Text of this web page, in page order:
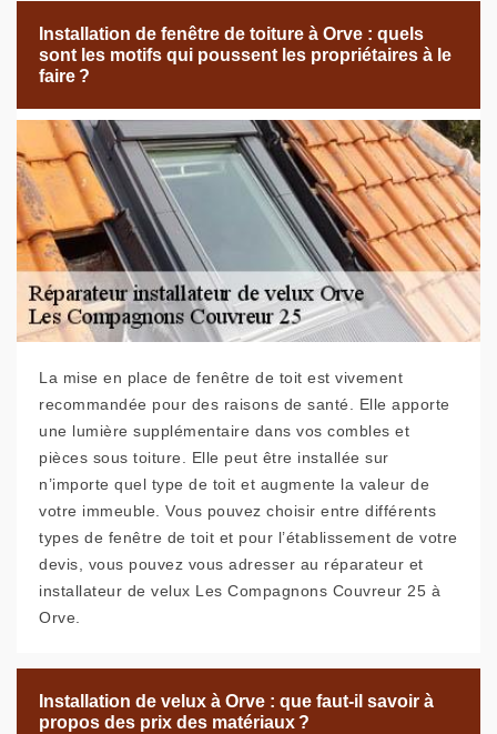
Installation de fenêtre de toiture à Orve : quels
sont les motifs qui poussent les propriétaires à le
faire ?
La mise en place de fenêtre de toit est vivement
recommandée pour des raisons de santé. Elle apporte
une lumière supplémentaire dans vos combles et
pièces sous toiture. Elle peut être installée sur
n’importe quel type de toit et augmente la valeur de
votre immeuble. Vous pouvez choisir entre différents
types de fenêtre de toit et pour l’établissement de votre
devis, vous pouvez vous adresser au réparateur et
installateur de velux Les Compagnons Couvreur 25 à
Orve.
Installation de velux à Orve : que faut-il savoir à
propos des prix des matériaux ?